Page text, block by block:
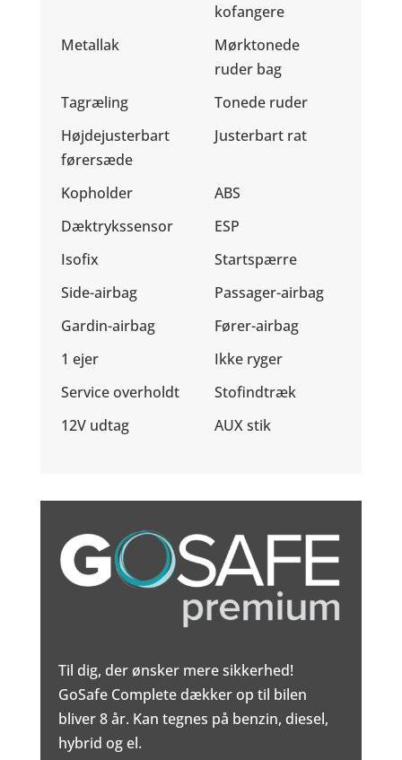
kofangere
Metallak
Mørktonede
ruder bag
Tagræling
Tonede ruder
Højdejusterbart
førersæde
Justerbart rat
Kopholder
ABS
Dæktrykssensor
ESP
Isofix
Startspærre
Side-airbag
Passager-airbag
Gardin-airbag
Fører-airbag
1 ejer
Ikke ryger
Service overholdt
Stofindtræk
12V udtag
AUX stik
Til dig, der ønsker mere sikkerhed!
GoSafe Complete dækker op til bilen
bliver 8 år. Kan tegnes på benzin, diesel,
hybrid og el.